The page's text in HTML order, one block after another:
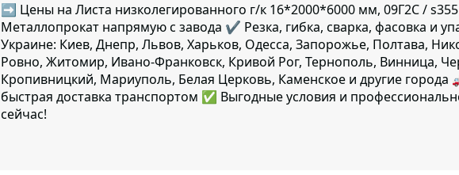
➡ Цены на Листа низколегированного г/к 16*2000*6000 мм, 09Г2С /
Металлопрокат напрямую с завода ✔️ Резка, гибка, сварка, фасовка и
Украине: Киев, Днепр, Львов, Харьков, Одесса, Запорожье, Полтава,
Ровно, Житомир, Ивано-Франковск, Кривой Рог, Тернополь, Винница,
Кропивницкий, Мариуполь, Белая Церковь, Каменское и другие города
быстрая доставка транспортом ✅ Выгодные условия и
сейчас!